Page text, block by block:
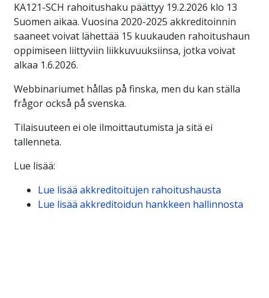
KA121-SCH rahoitushaku päättyy 19.2.2026 klo 13
Suomen aikaa. Vuosina 2020-2025 akkreditoinnin
saaneet voivat lähettää 15 kuukauden rahoitushaun
oppimiseen liittyviin liikkuvuuksiinsa, jotka voivat
alkaa 1.6.2026.
Webbinariumet hållas på finska, men du kan ställa
frågor också på svenska.
Tilaisuuteen ei ole ilmoittautumista ja sitä ei
tallenneta.
Lue lisää:
Lue lisää akkreditoitujen rahoitushausta
Lue lisää akkreditoidun hankkeen hallinnosta